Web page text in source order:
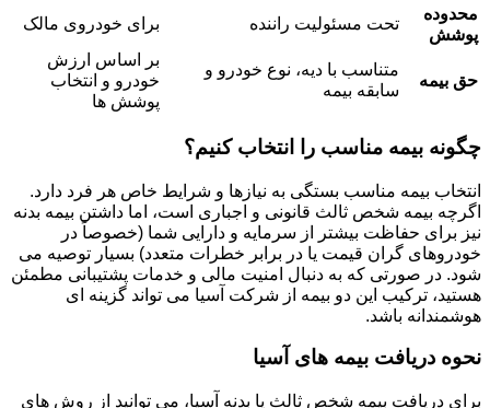
محدوده
پوشش
تحت مسئولیت راننده برای خودروی مالک
حق بیمه
متناسب با دیه، نوع خودرو و
سابقه بیمه
بر اساس ارزش
خودرو و انتخاب
پوشش ها
چگونه بیمه مناسب را انتخاب کنیم؟
انتخاب بیمه مناسب بستگی به نیازها و شرایط خاص هر فرد دارد.
اگرچه بیمه شخص ثالث قانونی و اجباری است، اما داشتن بیمه بدنه
نیز برای حفاظت بیشتر از سرمایه و دارایی شما (خصوصاً در
خودروهای گران قیمت یا در برابر خطرات متعدد) بسیار توصیه می
شود. در صورتی که به دنبال امنیت مالی و خدمات پشتیبانی مطمئن
هستید، ترکیب این دو بیمه از شرکت آسیا می تواند گزینه ای
هوشمندانه باشد.
نحوه دریافت بیمه های آسیا
برای دریافت بیمه شخص ثالث یا بدنه آسیا، می توانید از روش های